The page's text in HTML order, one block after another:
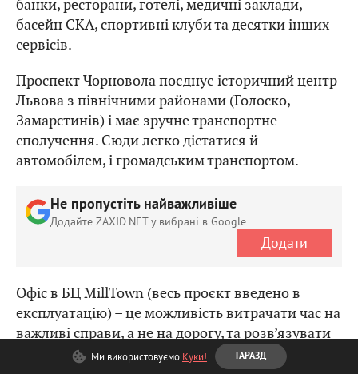
банки, ресторани, готелі, медичні заклади,
басейн СКА, спортивні клуби та десятки інших
сервісів.
Проспект Чорновола поєднує історичний центр
Львова з північними районами (Голоско,
Замарстинів) і має зручне транспортне
сполучення. Сюди легко дістатися й
автомобілем, і громадським транспортом.
Не пропустіть найважливіше
Додайте ZAXID.NET у вибрані в Google
Додати
Офіс в БЦ MillTown (весь проєкт введено в
експлуатацію) – це можливість витрачати час на
важливі справи, а не на дорогу, та розв’язувати
позаробочі питання в межах БЦ та
Ми використовуємо Куки! ГАРАЗД